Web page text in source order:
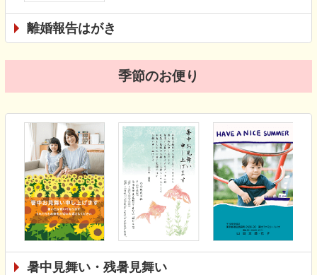
離婚報告はがき
季節のお便り
暑中見舞い・残暑見舞い